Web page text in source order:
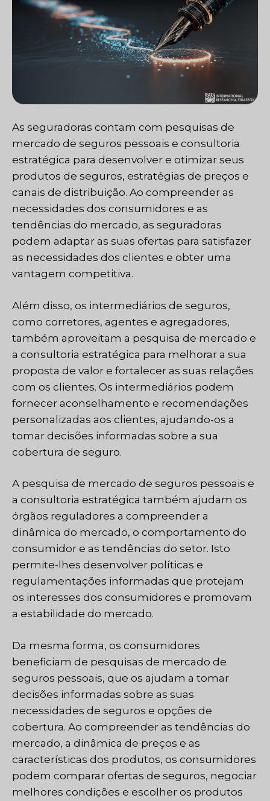
As seguradoras contam com pesquisas de
mercado de seguros pessoais e consultoria
estratégica para desenvolver e otimizar seus
produtos de seguros, estratégias de preços e
canais de distribuição. Ao compreender as
necessidades dos consumidores e as
tendências do mercado, as seguradoras
podem adaptar as suas ofertas para satisfazer
as necessidades dos clientes e obter uma
vantagem competitiva.
Além disso, os intermediários de seguros,
como corretores, agentes e agregadores,
também aproveitam a pesquisa de mercado e
a consultoria estratégica para melhorar a sua
proposta de valor e fortalecer as suas relações
com os clientes. Os intermediários podem
fornecer aconselhamento e recomendações
personalizadas aos clientes, ajudando-os a
tomar decisões informadas sobre a sua
cobertura de seguro.
A pesquisa de mercado de seguros pessoais e
a consultoria estratégica também ajudam os
órgãos reguladores a compreender a
dinâmica do mercado, o comportamento do
consumidor e as tendências do setor. Isto
permite-lhes desenvolver políticas e
regulamentações informadas que protejam
os interesses dos consumidores e promovam
a estabilidade do mercado.
Da mesma forma, os consumidores
beneficiam de pesquisas de mercado de
seguros pessoais, que os ajudam a tomar
decisões informadas sobre as suas
necessidades de seguros e opções de
cobertura. Ao compreender as tendências do
mercado, a dinâmica de preços e as
características dos produtos, os consumidores
podem comparar ofertas de seguros, negociar
melhores condições e escolher os produtos